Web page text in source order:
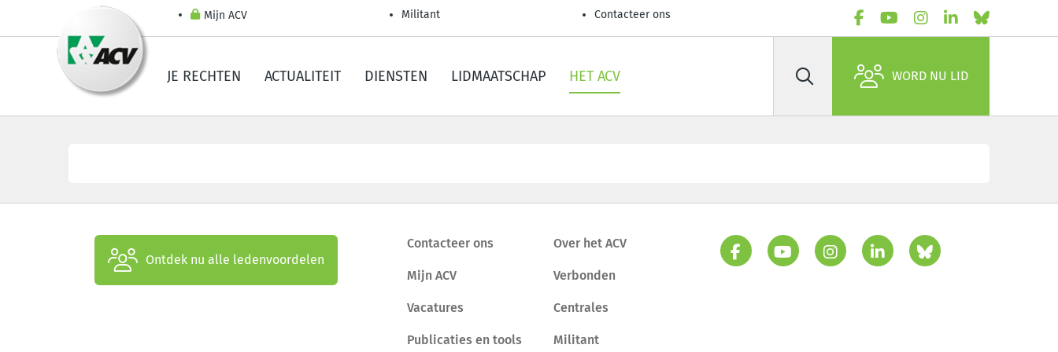
Mijn ACV Militant Contacteer ons
JE RECHTEN ACTUALITEIT DIENSTEN LIDMAATSCHAP HET ACV Zoek WORD NU LID
Ontdek nu alle ledenvoordelen
Contacteer ons
Mijn ACV
Vacatures
Publicaties en tools
Over het ACV
Verbonden
Centrales
Militant